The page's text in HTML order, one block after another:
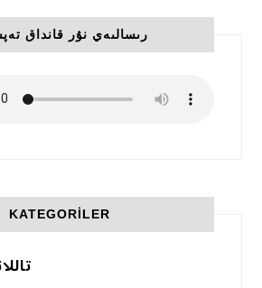
رىسالىەي نۇر قانداق
KATEGORILER